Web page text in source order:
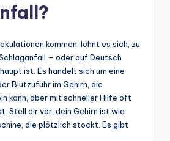
kommen, lohnt es sich, zu
– oder auf Deutsch
ist. Es handelt sich um eine
Blutzufuhr im Gehirn, die
kann, aber mit schneller Hilfe oft
Stell dir vor, dein Gehirn ist wie
die plötzlich stockt. Es gibt